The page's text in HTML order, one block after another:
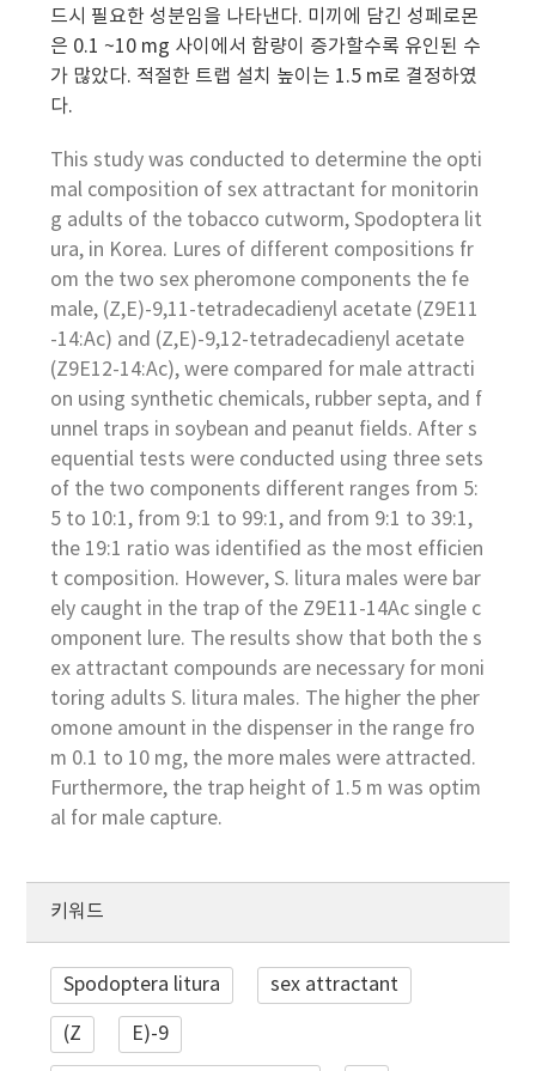
드시 필요한 성분임을 나타낸다. 미끼에 담긴 성페로몬
은 0.1 ~10 mg 사이에서 함량이 증가할수록 유인된 수
가 많았다. 적절한 트랩 설치 높이는 1.5 m로 결정하였
다.
This study was conducted to determine the opti
mal composition of sex attractant for monitorin
g adults of the tobacco cutworm, Spodoptera lit
ura, in Korea. Lures of different compositions fr
om the two sex pheromone components the fe
male, (Z,E)-9,11-tetradecadienyl acetate (Z9E11
-14:Ac) and (Z,E)-9,12-tetradecadienyl acetate
(Z9E12-14:Ac), were compared for male attracti
on using synthetic chemicals, rubber septa, and f
unnel traps in soybean and peanut fields. After s
equential tests were conducted using three sets
of the two components different ranges from 5:
5 to 10:1, from 9:1 to 99:1, and from 9:1 to 39:1,
the 19:1 ratio was identified as the most efficien
t composition. However, S. litura males were bar
ely caught in the trap of the Z9E11-14Ac single c
omponent lure. The results show that both the s
ex attractant compounds are necessary for moni
toring adults S. litura males. The higher the pher
omone amount in the dispenser in the range fro
m 0.1 to 10 mg, the more males were attracted.
Furthermore, the trap height of 1.5 m was optim
al for male capture.
키워드
Spodoptera litura sex attractant
(Z E)-9